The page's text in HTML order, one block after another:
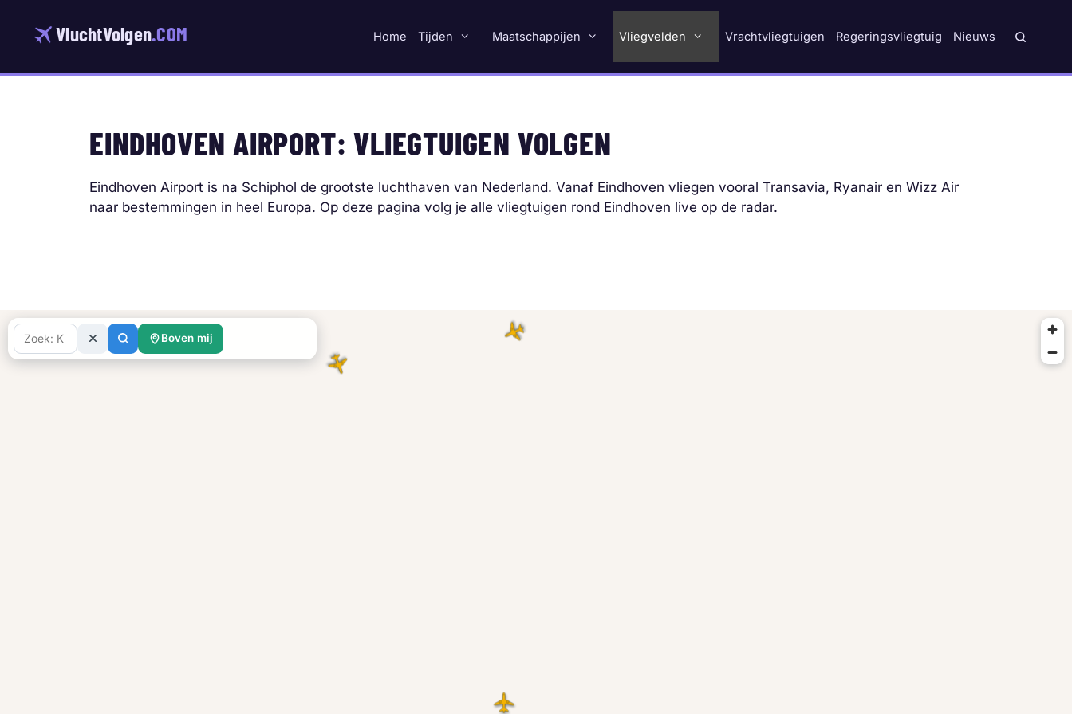
VluchtVolgen.COM Home Tijden Maatschappijen Vliegvelden Vrachtvliegtuigen Regeringsvliegtuig Nieuws
EINDHOVEN AIRPORT: VLIEGTUIGEN VOLGEN
Eindhoven Airport is na Schiphol de grootste luchthaven van Nederland. Vanaf Eindhoven vliegen vooral Transavia, Ryanair en Wizz Air
naar bestemmingen in heel Europa. Op deze pagina volg je alle vliegtuigen rond Eindhoven live op de radar.
Boven mij